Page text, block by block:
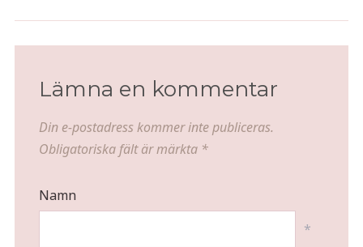
Lämna en kommentar
Din e-postadress kommer inte publiceras.
Obligatoriska fält är märkta *
Namn
*